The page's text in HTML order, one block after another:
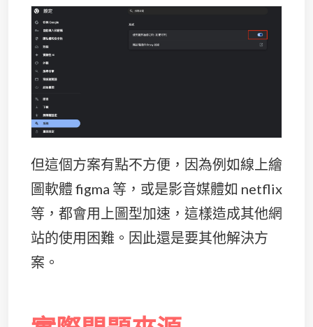
但這個方案有點不方便，因為例如線上繪
圖軟體 figma 等，或是影音媒體如 netflix
等，都會用上圖型加速，這樣造成其他網
站的使用困難。因此還是要其他解決方
案。